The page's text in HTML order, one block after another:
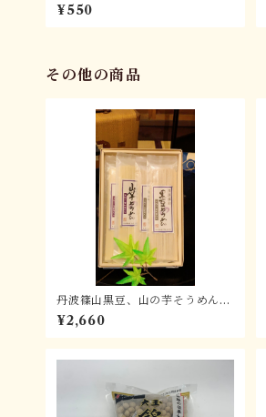
¥550
その他の商品
丹波篠山黒豆、山の芋そうめん4
袋セット
¥2,660